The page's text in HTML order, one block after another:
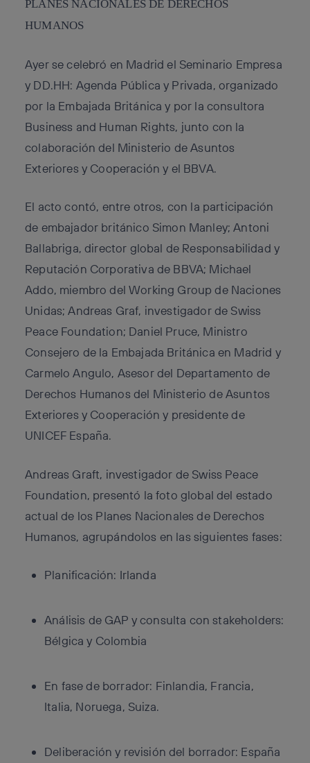
PLANES NACIONALES DE DERECHOS
HUMANOS
Ayer se celebró en Madrid el Seminario Empresa
y DD.HH: Agenda Pública y Privada, organizado
por la Embajada Británica y por la consultora
Business and Human Rights, junto con la
colaboración del Ministerio de Asuntos
Exteriores y Cooperación y el BBVA.
El acto contó, entre otros, con la participación
de embajador británico Simon Manley; Antoni
Ballabriga, director global de Responsabilidad y
Reputación Corporativa de BBVA; Michael
Addo, miembro del Working Group de Naciones
Unidas; Andreas Graf, investigador de Swiss
Peace Foundation; Daniel Pruce, Ministro
Consejero de la Embajada Británica en Madrid y
Carmelo Angulo, Asesor del Departamento de
Derechos Humanos del Ministerio de Asuntos
Exteriores y Cooperación y presidente de
UNICEF España.
Andreas Graft, investigador de Swiss Peace
Foundation, presentó la foto global del estado
actual de los Planes Nacionales de Derechos
Humanos, agrupándolos en las siguientes fases:
Planificación: Irlanda
Análisis de GAP y consulta con stakeholders:
Bélgica y Colombia
En fase de borrador: Finlandia, Francia,
Italia, Noruega, Suiza.
Deliberación y revisión del borrador: España